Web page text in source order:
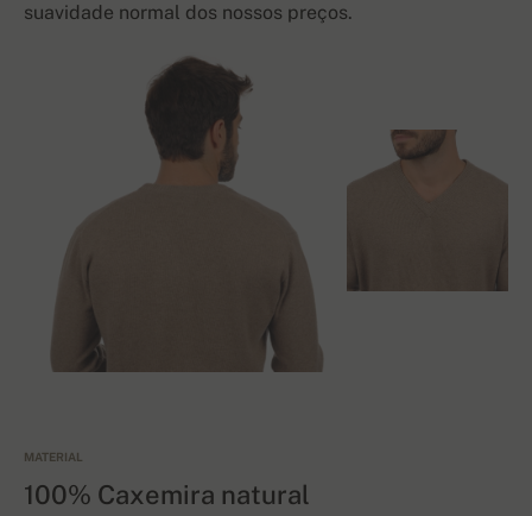
suavidade normal dos nossos preços.
MATERIAL
100% Caxemira natural